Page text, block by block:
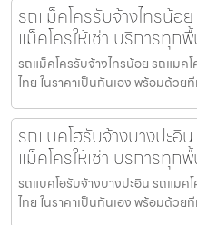
รถแม็คโครรับจ้างไทรน้อ
แม็คโครให้เช่า บริการทุก
รถแม็คโครรับจ้างไทรน้อย รถแมค
ไทย ในราคาเป็นกันเอง พร้อมด้ว
รถแบคโฮรับจ้างบางปะอิ
แม็คโครให้เช่า บริการทุก
รถแบคโฮรับจ้างบางปะอิน รถแมค
ไทย ในราคาเป็นกันเอง พร้อมด้ว